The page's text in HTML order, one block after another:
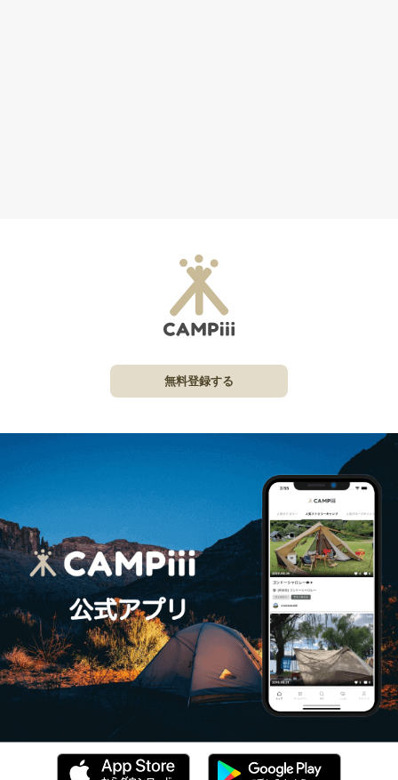
無料登録する